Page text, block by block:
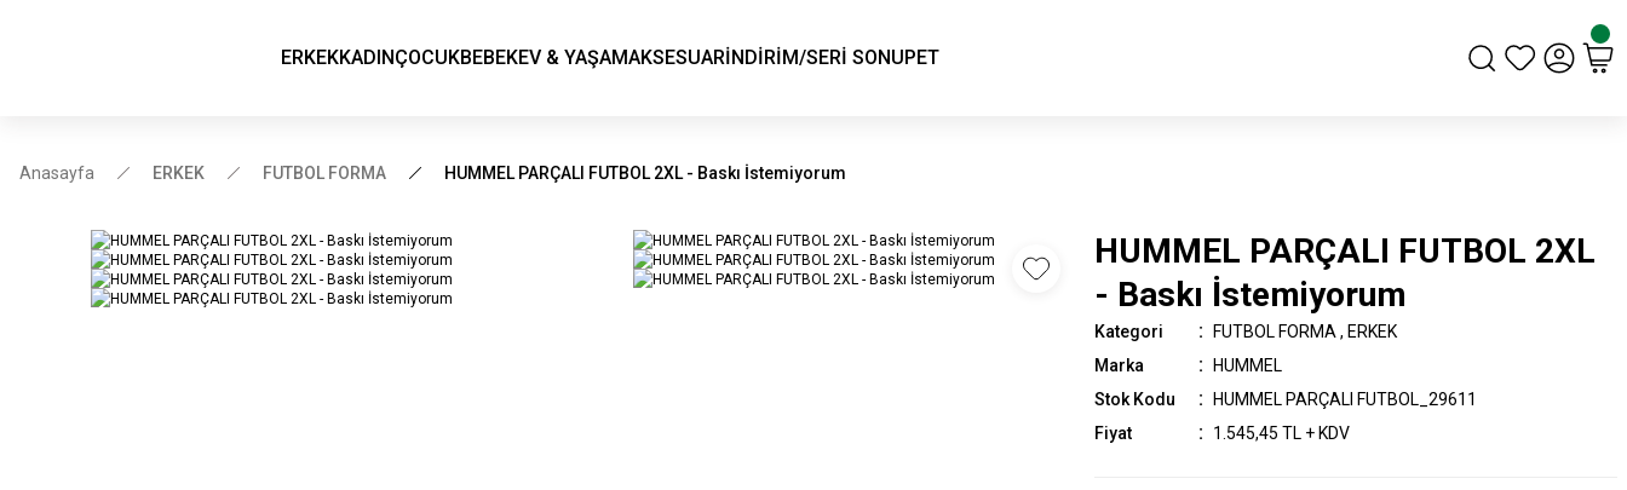
ERKEKKADINÇOCUKBEBEKEV & YAŞAMAKSESUARİNDİRİM/SERİ SONUPET
Anasayfa ERKEK FUTBOL FORMA HUMMEL PARÇALI FUTBOL 2XL - Baskı İstemiyorum
HUMMEL PARÇALI FUTBOL 2XL
- Baskı İstemiyorum
Kategori FUTBOL FORMA , ERKEK
Marka
HUMMEL
Stok Kodu
HUMMEL PARÇALI FUTBOL_29611
Fiyat
1.545,45 TL + KDV